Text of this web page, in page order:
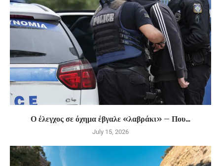
Ο έλεγχος σε όχημα έβγαλε «λαβράκι» – Που...
July 15, 2026